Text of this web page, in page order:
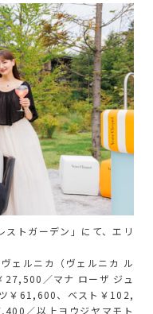
ストガーデン」にて、エリ
ェルニカ（ヴェルニカ ル
／マナ ローザ ジュ
￥61,600、ベスト￥102,
／以上ヨウジヤマモト